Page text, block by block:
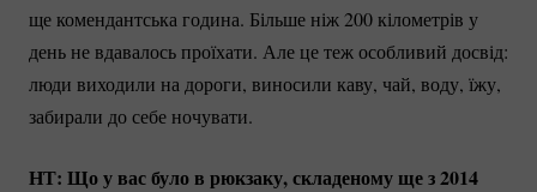
ще комендантська година. Більше ніж 200 кілометрів у
день не вдавалось проїхати. Але це теж особливий досвід:
люди виходили на дороги, виносили каву, чай, воду, їжу,
забирали до себе ночувати.
НТ: Що у вас було в рюкзаку, складеному ще з 2014